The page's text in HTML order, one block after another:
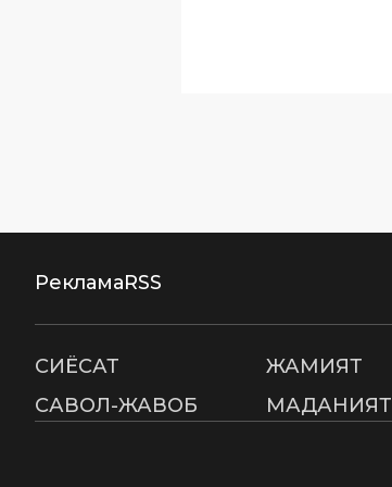
РекламаRSS
СИËСАТ ЖАМИЯТ
САВОЛ-ЖАВОБ
МАДАНИЯТ